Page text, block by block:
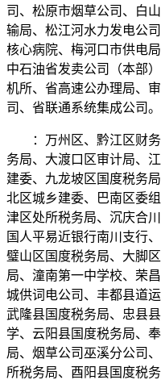
司、松原市烟草公司、白
输局、松江河水力发电公
核心病院、梅河口市供电
中石油省发卖公司（本部
机所、省高速公办理局、
司、省联通系统集成公司。
：万州区、黔江区财务
务局、大渡口区审计局、
建委、九龙坡区国度税务
北区城乡建委、巴南区委
津区处所税务局、沉庆合
国人平易近银行南川支行
璧山区国度税务局、大脚
局、潼南第一中学校、荣
城供词电公司、丰都县道
武隆县国度税务局、忠县
学、云阳县国度税务局、
局、烟草公司巫溪分公司
所税务局、酉阳县国度税